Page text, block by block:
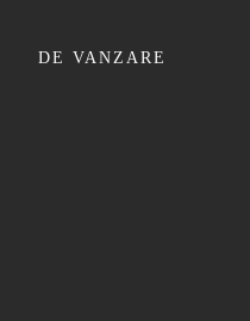
DE VANZARE